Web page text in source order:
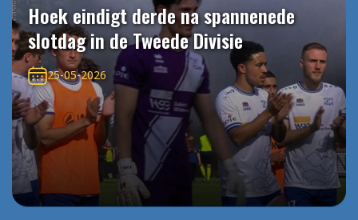
Hoek eindigt derde na spannenede
slotdag in de Tweede Divisie
25-05-2026